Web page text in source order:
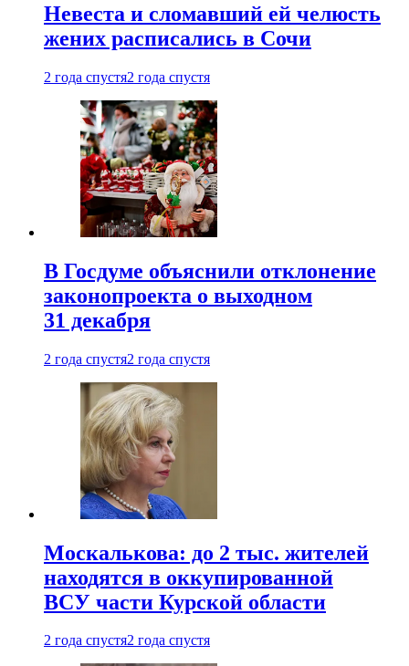
Невеста и сломавший ей челюсть
жених расписались в Сочи
2 года спустя2 года спустя
В Госдуме объяснили отклонение
законопроекта о выходном
31 декабря
2 года спустя2 года спустя
Москалькова: до 2 тыс. жителей
находятся в оккупированной
ВСУ части Курской области
2 года спустя2 года спустя